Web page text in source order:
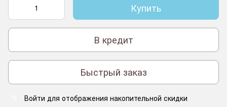
Купить
В кредит
Быстрый заказ
Войти для отображения накопительной скидки